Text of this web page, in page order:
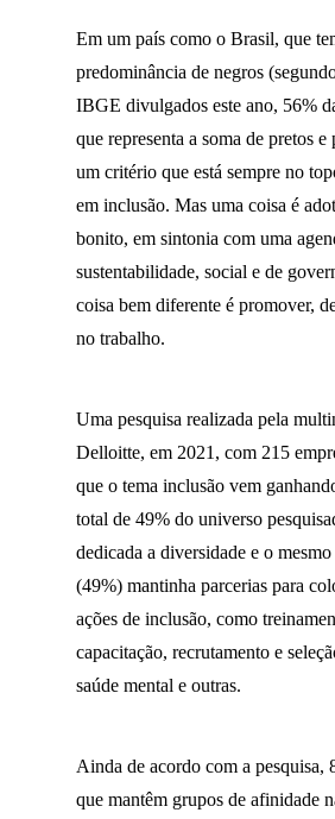
Em um país como o Brasil, que
predominância de negros
IBGE divulgados este ano, 56%
que representa a soma de pretos e
um critério que está sempre no
em inclusão. Mas uma coisa é
bonito, em sintonia com uma
sustentabilidade, social e de
coisa bem diferente é promover,
no trabalho.
Uma pesquisa realizada pela
Delloitte, em 2021, com 215
que o tema inclusão vem
total de 49% do universo
dedicada a diversidade e o
(49%) mantinha parcerias para
ações de inclusão, como
capacitação, recrutamento e
saúde mental e outras.
Ainda de acordo com a pesquisa,
que mantêm grupos de afinidade